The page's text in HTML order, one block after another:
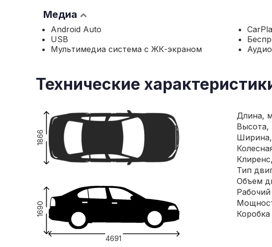
Медиа
Android Auto
USB
Мультимедиа система с ЖК-экраном
Технические
4691
1690
1866
Тип